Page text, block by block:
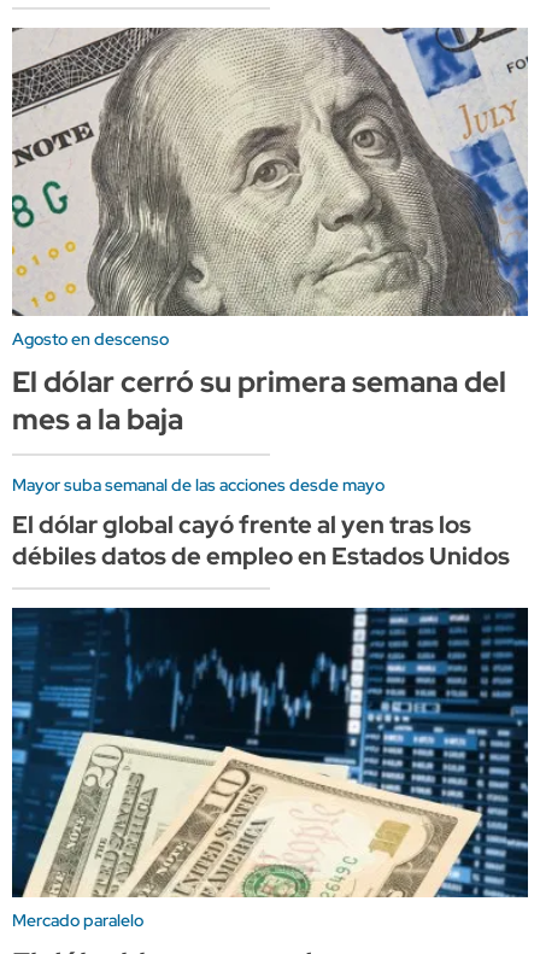
Agosto en descenso
El dólar cerró su primera semana del
mes a la baja
Mayor suba semanal de las acciones desde mayo
El dólar global cayó frente al yen tras los
débiles datos de empleo en Estados Unidos
Mercado paralelo